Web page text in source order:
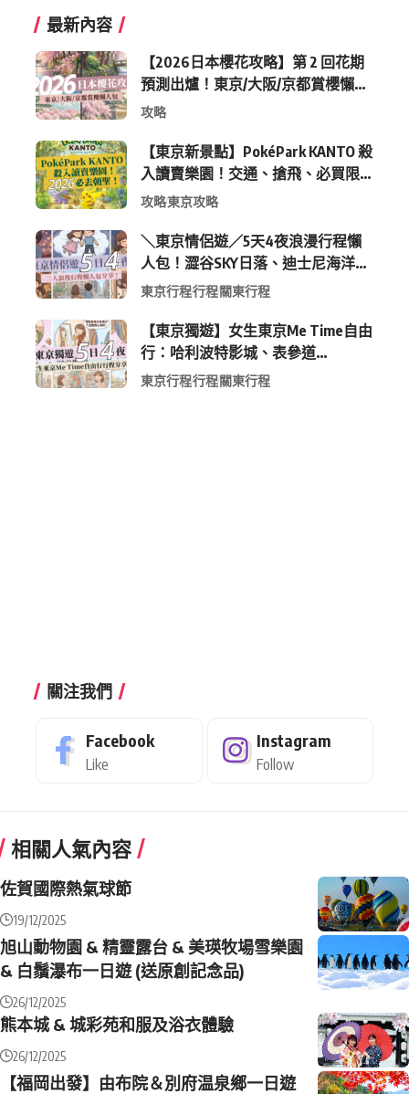
最新內容
【2026日本櫻花攻略】第 2 回花期
預測出爐！東京/大阪/京都賞櫻懶人
包 (附最新時間表)
攻略
【東京新景點】PokéPark KANTO 殺
入讀賣樂園！交通、搶飛、必買限
定周邊全攻略
攻略東京攻略
＼東京情侶遊／5天4夜浪漫行程懶
人包！澀谷SKY日落、迪士尼海洋、
中目黑高質感咖啡廳全收錄
東京行程行程關東行程
【東京獨遊】女生東京Me Time自由
行：哈利波特影城、表參道
Shopping 與下北澤尋寶5日4夜慢活
東京行程行程關東行程
關注我們
Facebook
Like
Instagram
Follow
相關人氣內容
佐賀國際熱氣球節
19/12/2025
旭山動物園 & 精靈露台 & 美瑛牧場雪樂園
& 白鬚瀑布一日遊 (送原創記念品)
26/12/2025
熊本城 & 城彩苑和服及浴衣體驗
26/12/2025
【福岡出發】由布院＆別府温泉鄉一日遊